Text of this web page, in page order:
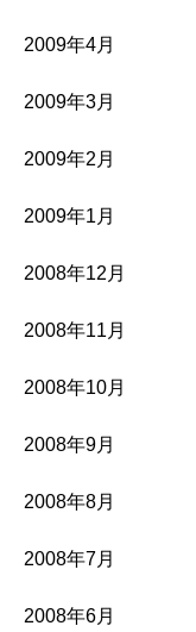
2009年4月
2009年3月
2009年2月
2009年1月
2008年12月
2008年11月
2008年10月
2008年9月
2008年8月
2008年7月
2008年6月